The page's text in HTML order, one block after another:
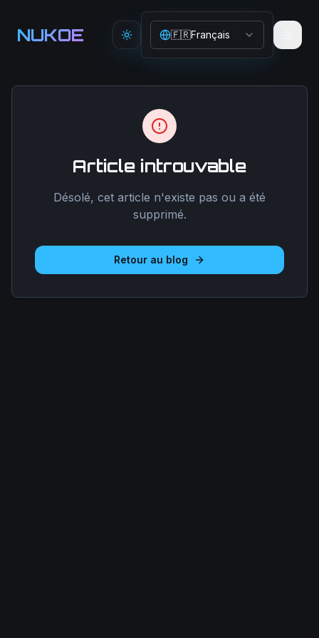
NUKOE Toggle theme
🇫🇷Français
Article introuvable
Désolé, cet article n'existe pas ou a été
supprimé.
Retour au blog